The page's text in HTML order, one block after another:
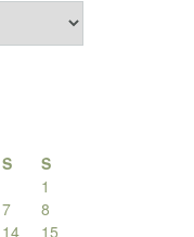
S
S
1
7
8
14
15